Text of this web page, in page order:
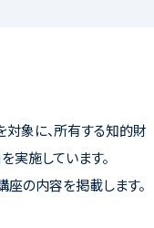
象に、所有する知的財
実施しています。
の内容を掲載します。